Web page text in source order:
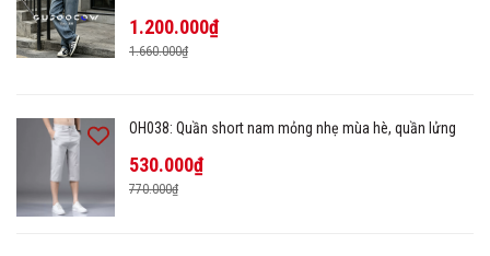
1.200.000₫
1.660.000₫
OH038: Quần short nam mỏng nhẹ mùa hè, quần lửng
530.000₫
770.000₫